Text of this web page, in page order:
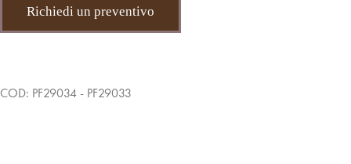
Richiedi un preventivo
COD: PF29034 - PF29033